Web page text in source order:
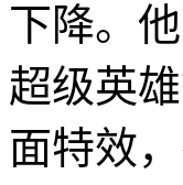
下降。
超级英
面特效